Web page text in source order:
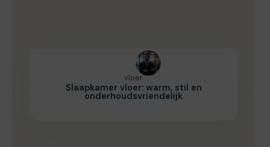
vloer
Slaapkamer vloer: warm, stil en
onderhoudsvriendelijk